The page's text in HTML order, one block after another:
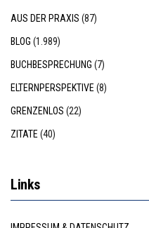
AUS DER PRAXIS (87)
BLOG (1.989)
BUCHBESPRECHUNG (7)
ELTERNPERSPEKTIVE(8)
GRENZENLOS (22)
ZITATE(40)
Links